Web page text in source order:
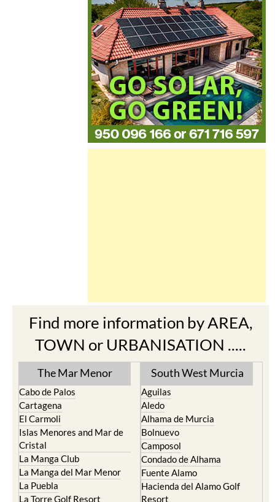
Find more information by AREA,
TOWN or URBANISATION .....
The Mar Menor
Cabo de Palos
Cartagena
El Carmoli
Islas Menores and Mar de
Cristal
La Manga Club
La Manga del Mar Menor
South West Murcia
Aguilas
Aledo
Alhama de Murcia
Bolnuevo
Camposol
Condado de Alhama
Fuente Alamo